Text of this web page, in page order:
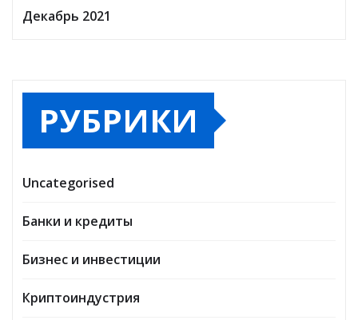
Декабрь 2021
РУБРИКИ
Uncategorised
Банки и кредиты
Бизнес и инвестиции
Криптоиндустрия